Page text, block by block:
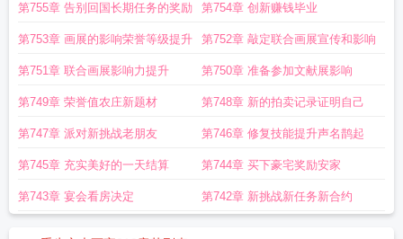
生画家
重生之大画家燃文重生之大画家038c 重生之大画家150
格党重生之大画家的重生之大画家252重生之大画家番外重生之大画家5200
第755章 告别回国长期任务的奖励 第754章 创新赚钱毕业
第753章 画展的影响荣誉等级提升 第752章 敲定联合画展宣传和影响
第751章 联合画展影响力提升 第750章 准备参加文献展影响
第749章 荣誉值农庄新题材 第748章 新的拍卖记录证明自己
第747章 派对新挑战老朋友 第746章 修复技能提升声名鹊起
第745章 充实美好的一天结算 第744章 买下豪宅奖励安家
第743章 宴会看房决定 第742章 新挑战新任务新合约